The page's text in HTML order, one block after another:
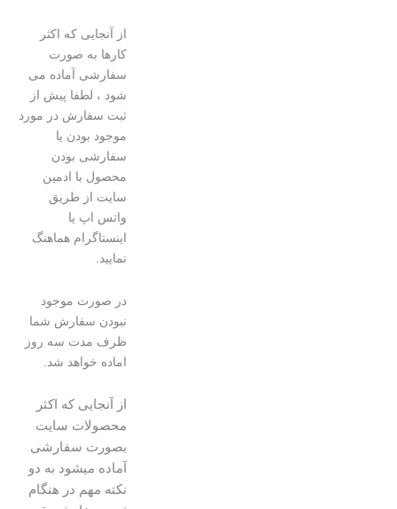
از آنجایی که اکثر
کارها به صورت
سفارشی آماده می
شود ، لطفا پیش از
ثبت سفارش در مورد
موجود بودن یا
سفارشی بودن
محصول با ادمین
سایت از طریق
واتس اپ یا
اینستاگرام هماهنگ
نمایید.
در صورت موجود
نبودن سفارش شما
ظرف مدت سه روز
اماده خواهد شد.
از آنجایی که اکثر
محصولات سایت
بصورت سفارشی
آماده میشود به دو
نکته مهم در هنگام